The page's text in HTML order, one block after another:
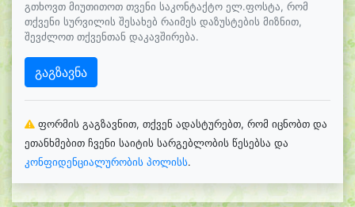
გთხოვთ მიუთითოთ თვენი საკონტაქტო ელ.ფოსტა, რომ
თქვენი სურვილის შესახებ რაიმეს დაზუსტების მიზნით,
შევძლოთ თქვენთან დაკავშირება.
გაგზავნა
ფორმის გაგზავნით, თქვენ ადასტურებთ, რომ იცნობთ და
ეთანხმებით ჩვენი საიტის სარგებლობის წესებსა და
კონფიდენციალურობის პოლისს.